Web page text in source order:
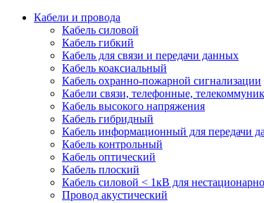
Кабели и провода
Кабель силовой
Кабель гибкий
Кабель для связи и передачи данных
Кабель коаксиальный
Кабель охранно-пожарной сигнализации
Кабели связи, телефонные,
Кабель высокого напряжения
Кабель гибридный
Кабель информационный для передачи
Кабель контрольный
Кабель оптический
Кабель плоский
Кабель силовой < 1кВ для
Провод акустический